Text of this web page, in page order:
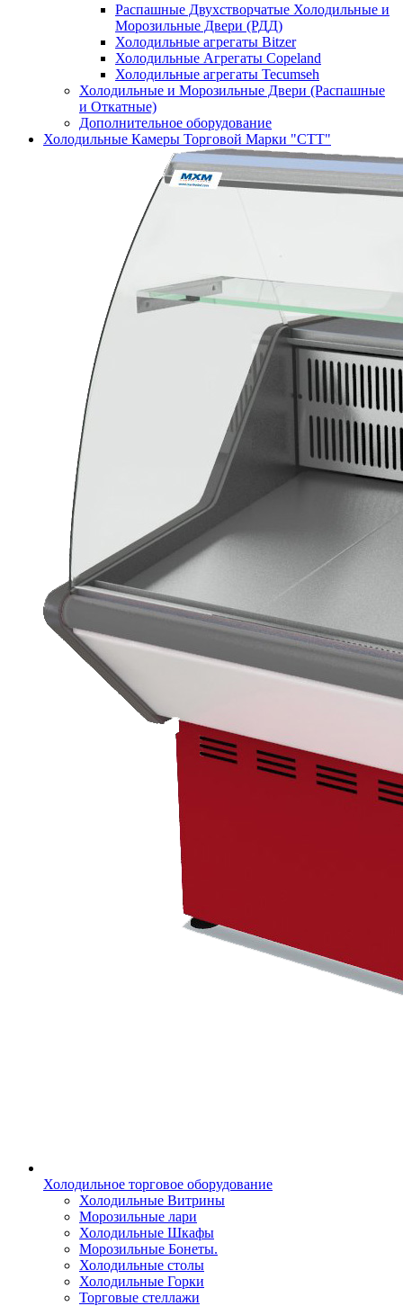
Распашные Двухстворчатые Холодильные и
Морозильные Двери (РДД)
Холодильные агрегаты Bitzer
Холодильные Агрегаты Copeland
Холодильные агрегаты Tecumseh
Холодильные и Морозильные Двери (Распашные
и Откатные)
Дополнительное оборудование
Холодильные Камеры Торговой Марки "СТТ"
Холодильное торговое оборудование
Холодильные Витрины
Морозильные лари
Холодильные Шкафы
Морозильные Бонеты.
Холодильные столы
Холодильные Горки
Торговые стеллажи